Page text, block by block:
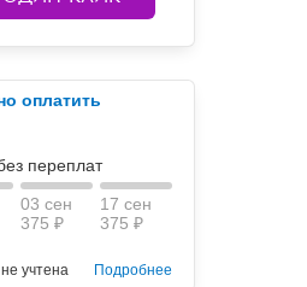
оплатить
переплат
03 сен
375 ₽
17 сен
375 ₽
учтена Подробнее